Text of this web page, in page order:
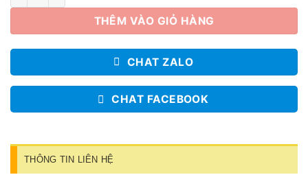
THÊM VÀO GIỎ HÀNG
CHAT ZALO
CHAT FACEBOOK
THÔNG TIN LIÊN HỆ